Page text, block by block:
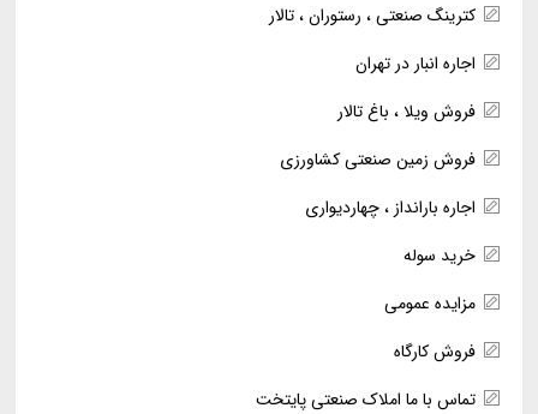
کترینگ صنعتی ، رستوران ، تالار
اجاره انبار در تهران
فروش ویلا ، باغ تالار
فروش زمین صنعتی کشاورزی
اجاره بارانداز ، چهاردیواری
خرید سوله
مزایده عمومی
فروش کارگاه
تماس با ما املاک صنعتی پایتخت